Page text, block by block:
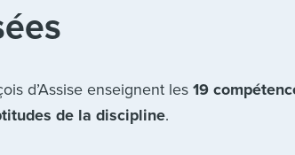
d’Assise enseignent les19
de la discipline.